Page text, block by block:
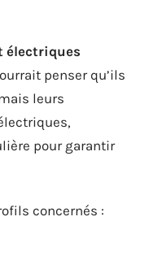
électriques
penser qu’ils
leurs
pour garantir
concernés :